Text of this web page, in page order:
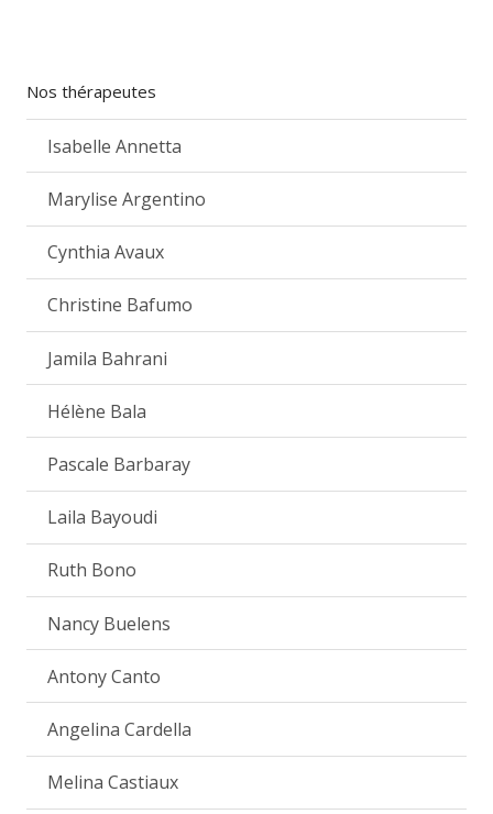
Nos thérapeutes
Isabelle Annetta
Marylise Argentino
Cynthia Avaux
Christine Bafumo
Jamila Bahrani
Hélène Bala
Pascale Barbaray
Laila Bayoudi
Ruth Bono
Nancy Buelens
Antony Canto
Angelina Cardella
Melina Castiaux